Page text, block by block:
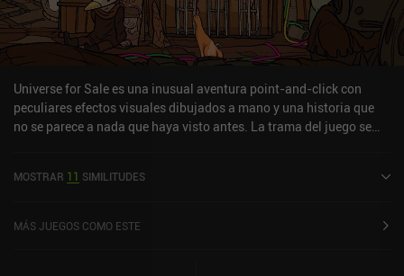
Universe for Sale es una inusual aventura point-and-click con
peculiares efectos visuales dibujados a mano y una historia que
no se parece a nada que haya visto antes. La trama del juego se
lluvias ácidas y la opresión religiosa de una iglesia celosa.
Lila, que vive una vida sin sentido en la que cada día se parece al
MOSTRAR 11 SIMILITUDES
MÁS JUEGOS COMO ESTE